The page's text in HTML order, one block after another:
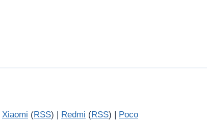
Xiaomi (RSS) | Redmi (RSS) | Poco